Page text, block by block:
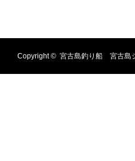
Copyright © 宮古島釣り船 宮古島